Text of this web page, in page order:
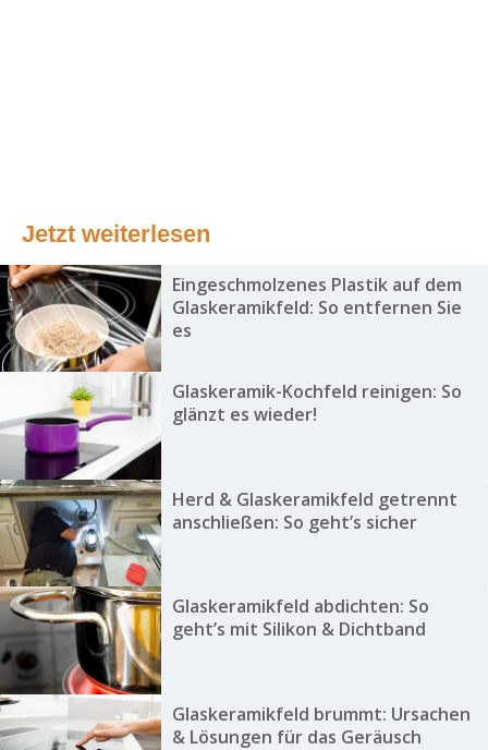
Jetzt weiterlesen
Eingeschmolzenes Plastik auf dem
Glaskeramikfeld: So entfernen Sie
es
Glaskeramik-Kochfeld reinigen: So
glänzt es wieder!
Herd & Glaskeramikfeld getrennt
anschließen: So geht’s sicher
Glaskeramikfeld abdichten: So
geht’s mit Silikon & Dichtband
Glaskeramikfeld brummt: Ursachen
& Lösungen für das Geräusch